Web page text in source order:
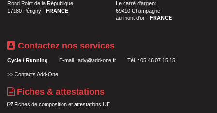
Rond Point de la République
17180 Périgny - FRANCE
Le carré d'argent
69410 Champagne
au mont d'or - FRANCE
Contactez nos services
Cycle / Running E-mail : adv@add-one.fr Tél. : 05 46 07 15 15
>> Contacts Add-One
Fiches & attestations
Fiches de composition et attestations UE